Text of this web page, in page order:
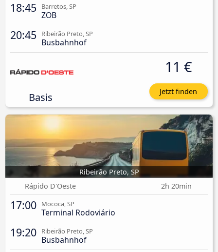
18:45 Barretos, SP
ZOB
20:45 Ribeirão Preto, SP
Busbahnhof
Basis
11 €
Jetzt finden
Ribeirão Preto, SP
Rápido D'Oeste
2h 20min
17:00 Mococa, SP
Terminal Rodoviário
19:20 Ribeirão Preto, SP
Busbahnhof